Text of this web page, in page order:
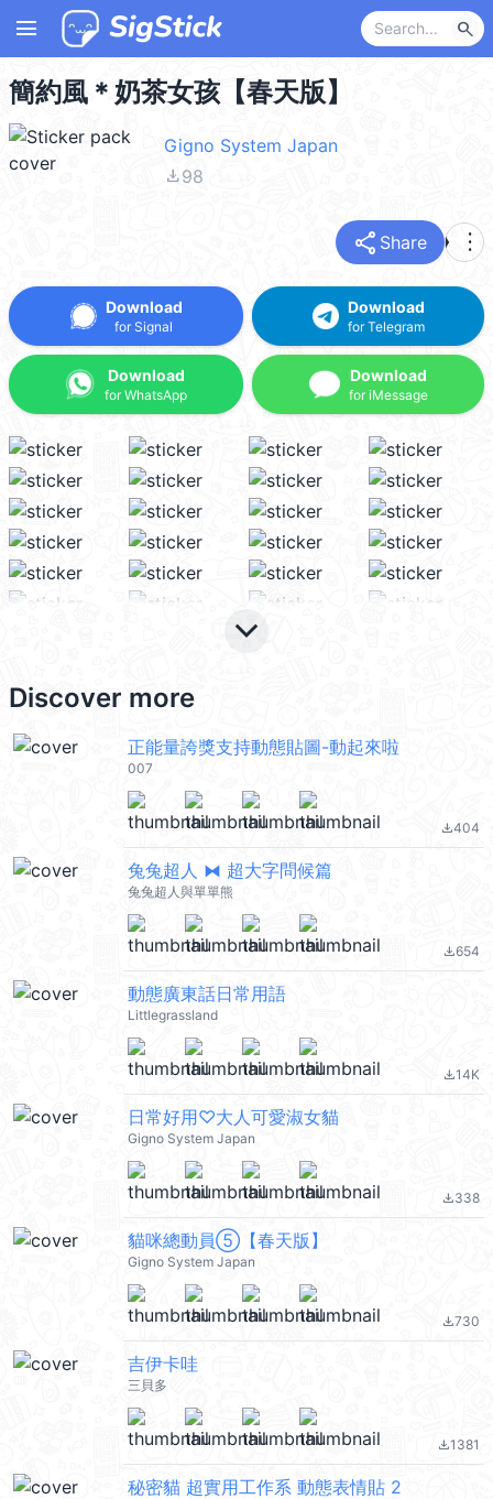
menu search
簡約風＊奶茶女孩【春天版】
Gigno System Japan
file_download98
share Share more_vert
Download
for Signal
Download
for WhatsApp
Download
for Telegram
Download
for iMessage
keyboard_arrow_down
Discover more
正能量誇獎支持動態貼圖-動起來啦
007
file_download404
兔兔超人 ⧓ 超大字問候篇
兔兔超人與單單熊
file_download654
動態廣東話日常用語
Littlegrassland
file_download14K
日常好用♡大人可愛淑女貓
Gigno System Japan
file_download338
貓咪總動員⑤【春天版】
Gigno System Japan
file_download730
吉伊卡哇
三貝多
file_download1381
秘密貓 超實用工作系 動態表情貼 2